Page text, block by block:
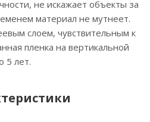
не искажает объекты за
материал не мутнеет.
слоем, чувствительным к
пленка на вертикальной
5 лет.